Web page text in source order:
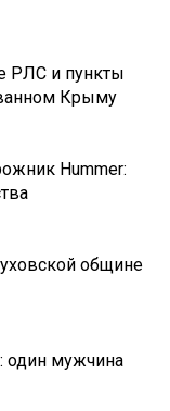
РЛС и пункты
Крыму
Hummer:
общине
один мужчина